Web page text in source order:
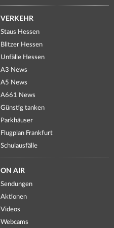
VERKEHR
Staus Hessen
Blitzer Hessen
Unfälle Hessen
A3 News
A5 News
A661 News
Günstig tanken
Parkhäuser
Flugplan Frankfurt
Schulausfälle
ON AIR
Sendungen
Aktionen
Videos
Webcams